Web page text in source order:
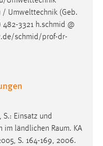
/ Umwelttechnik (Geb.
482-3321 h.schmid @
schmid/prof-dr-
S.: Einsatz und
im ländlichen Raum. KA
S. 164-169, 2006.